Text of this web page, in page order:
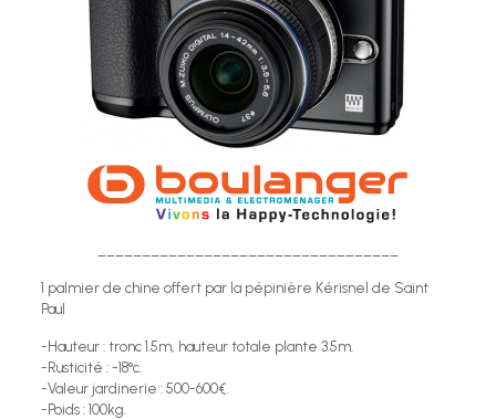
1 palmier de chine offert par la pépinière Kérisnel de Saint
Paul
-Hauteur : tronc 1.5m, hauteur totale plante 3.5m.
-Rusticité : -18°c.
-Valeur jardinerie : 500-600€.
-Poids : 100kg.